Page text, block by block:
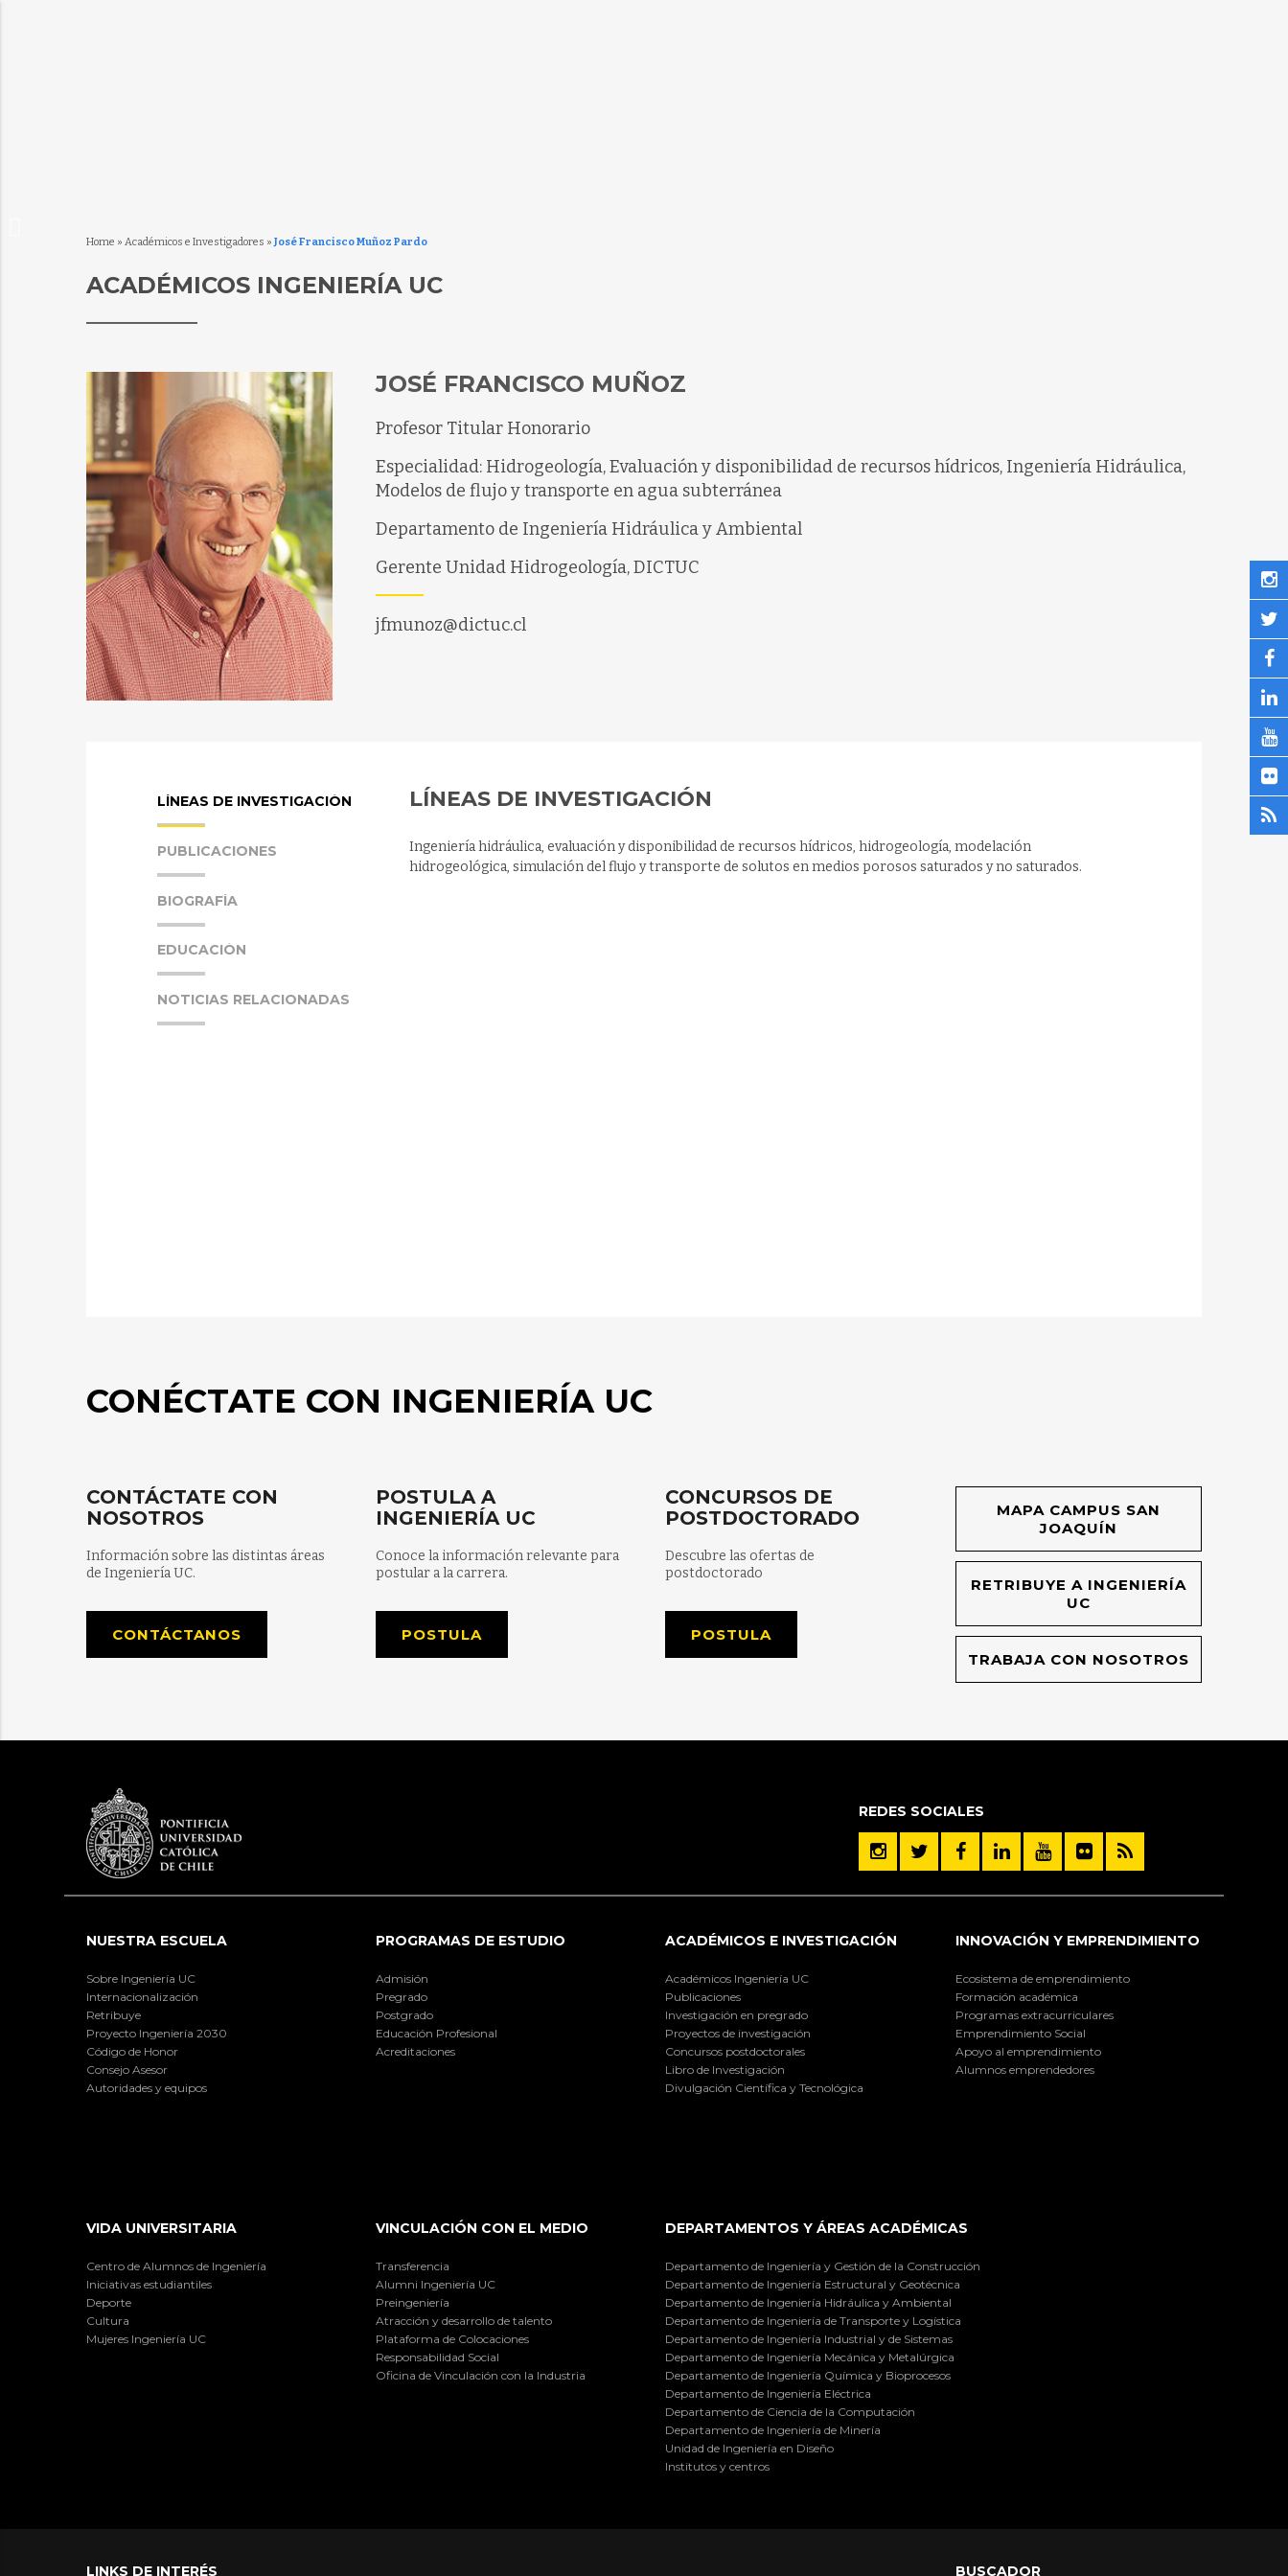
Home » Académicos e Investigadores » José Francisco Muñoz Pardo
ACADÉMICOS INGENIERÍA UC
JOSÉ FRANCISCO MUÑOZ
Profesor Titular Honorario
Especialidad: Hidrogeología, Evaluación y disponibilidad de recursos hídricos, Ingeniería Hidráulica,
Modelos de flujo y transporte en agua subterránea
Departamento de Ingeniería Hidráulica y Ambiental
Gerente Unidad Hidrogeología, DICTUC
jfmunoz@dictuc.cl
LÍNEAS DE INVESTIGACIÓN
PUBLICACIONES
BIOGRAFÍA
EDUCACIÓN
NOTICIAS RELACIONADAS
LÍNEAS DE INVESTIGACIÓN
Ingeniería hidráulica, evaluación y disponibilidad de recursos hídricos, hidrogeología, modelación
hidrogeológica, simulación del flujo y transporte de solutos en medios porosos saturados y no saturados.
CONÉCTATE CON INGENIERÍA UC
CONTÁCTATE CON
NOSOTROS
Información sobre las distintas áreas
de Ingeniería UC.
CONTÁCTANOS
POSTULA A
INGENIERÍA UC
Conoce la información relevante para
postular a la carrera.
POSTULA
CONCURSOS DE
POSTDOCTORADO
Descubre las ofertas de
postdoctorado
POSTULA
MAPA CAMPUS SAN
JOAQUÍN
RETRIBUYE A INGENIERÍA
UC
TRABAJA CON NOSOTROS
REDES SOCIALES
NUESTRA ESCUELA
Sobre Ingeniería UC
Internacionalización
Retribuye
Proyecto Ingeniería 2030
Código de Honor
Consejo Asesor
Autoridades y equipos
PROGRAMAS DE ESTUDIO
Admisión
Pregrado
Postgrado
Educación Profesional
Acreditaciones
ACADÉMICOS E INVESTIGACIÓN
Académicos Ingeniería UC
Publicaciones
Investigación en pregrado
Proyectos de investigación
Concursos postdoctorales
Libro de Investigación
Divulgación Científica y Tecnológica
INNOVACIÓN Y EMPRENDIMIENTO
Ecosistema de emprendimiento
Formación académica
Programas extracurriculares
Emprendimiento Social
Apoyo al emprendimiento
Alumnos emprendedores
VIDA UNIVERSITARIA
Centro de Alumnos de Ingeniería
Iniciativas estudiantiles
Deporte
Cultura
Mujeres Ingeniería UC
VINCULACIÓN CON EL MEDIO
Transferencia
Alumni Ingeniería UC
Preingeniería
Atracción y desarrollo de talento
Plataforma de Colocaciones
Responsabilidad Social
Oficina de Vinculación con la Industria
DEPARTAMENTOS Y ÁREAS ACADÉMICAS
Departamento de Ingeniería y Gestión de la Construcción
Departamento de Ingeniería Estructural y Geotécnica
Departamento de Ingeniería Hidráulica y Ambiental
Departamento de Ingeniería de Transporte y Logística
Departamento de Ingeniería Industrial y de Sistemas
Departamento de Ingeniería Mecánica y Metalúrgica
Departamento de Ingeniería Química y Bioprocesos
Departamento de Ingeniería Eléctrica
Departamento de Ciencia de la Computación
Departamento de Ingeniería de Minería
Unidad de Ingeniería en Diseño
Institutos y centros
LINKS DE INTERÉS BUSCADOR